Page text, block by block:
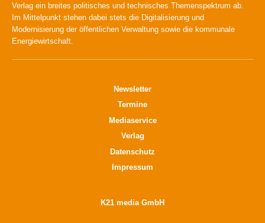
Verlag ein breites politisches und technisches Themenspektrum ab.
Im Mittelpunkt stehen dabei stets die Digitalisierung und
Modernisierung der öffentlichen Verwaltung sowie die kommunale
Energiewirtschaft.
Newsletter
Termine
Mediaservice
Verlag
Datenschutz
Impressum
K21 media GmbH